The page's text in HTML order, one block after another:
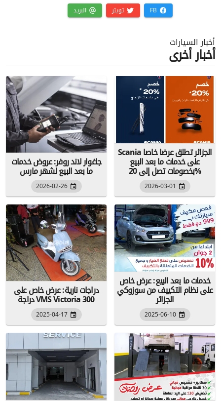
FB تويتر البريد
أخبار السيارات
أخبار أخرى
Scania الجزائر تطلق عرضا خاصا
على خدمات ما بعد البيع
بخصومات تصل إلى 20%
2026-03-01
جاغوار لاند روفر: عروض خدمات
ما بعد البيع لشهر مارس
2026-02-26
خدمات ما بعد البيع: عرض خاص
على نظام التكييف من سوزوكي
الجزائر
2025-06-10
دراجات نارية: عرض خاص على
دراجة VMS Victoria 300
2025-04-17